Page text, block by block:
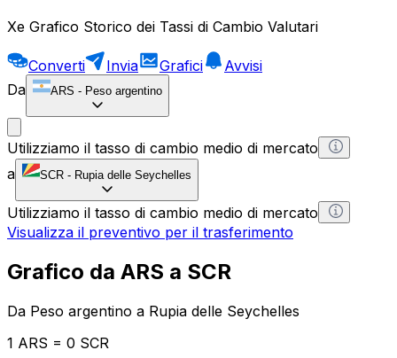
Xe Grafico Storico dei Tassi di Cambio Valutari
Converti Invia Grafici
Avvisi
Da
ARS - Peso argentino
Utilizziamo il tasso di cambio medio di mercato
a
SCR - Rupia delle Seychelles
Utilizziamo il tasso di cambio medio di mercato
Visualizza il preventivo per il trasferimento
Grafico da ARS a SCR
Da Peso argentino a Rupia delle Seychelles
1 ARS = 0 SCR